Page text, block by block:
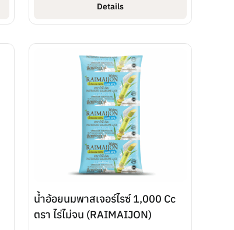
Details
น้ำอ้อยนมพาสเจอร์ไรซ์ 1,000 Cc
ตรา ไร่ไม่จน (RAIMAIJON)